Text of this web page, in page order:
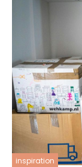
inspiration